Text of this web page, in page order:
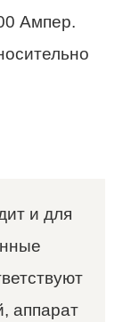
Ампер.
и для
аппарат